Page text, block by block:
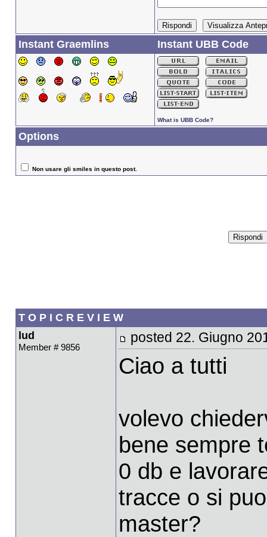
Instant Graemlins Instant UBB Code
What is UBB Code?
Options
Non usare gli smiles in questo post.
T O P I C R E V I E W
lud
Member # 9856
posted 22. Giugno
Ciao a tutti
volevo
bene sempre
0 db e
tracce o si
master?